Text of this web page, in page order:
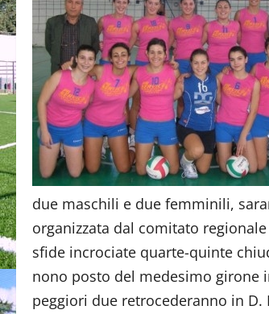
due maschili e due femminili,
organizzata dal comitato
sfide incrociate quarte-quinte
nono posto del medesimo girone
peggiori due retrocederanno in